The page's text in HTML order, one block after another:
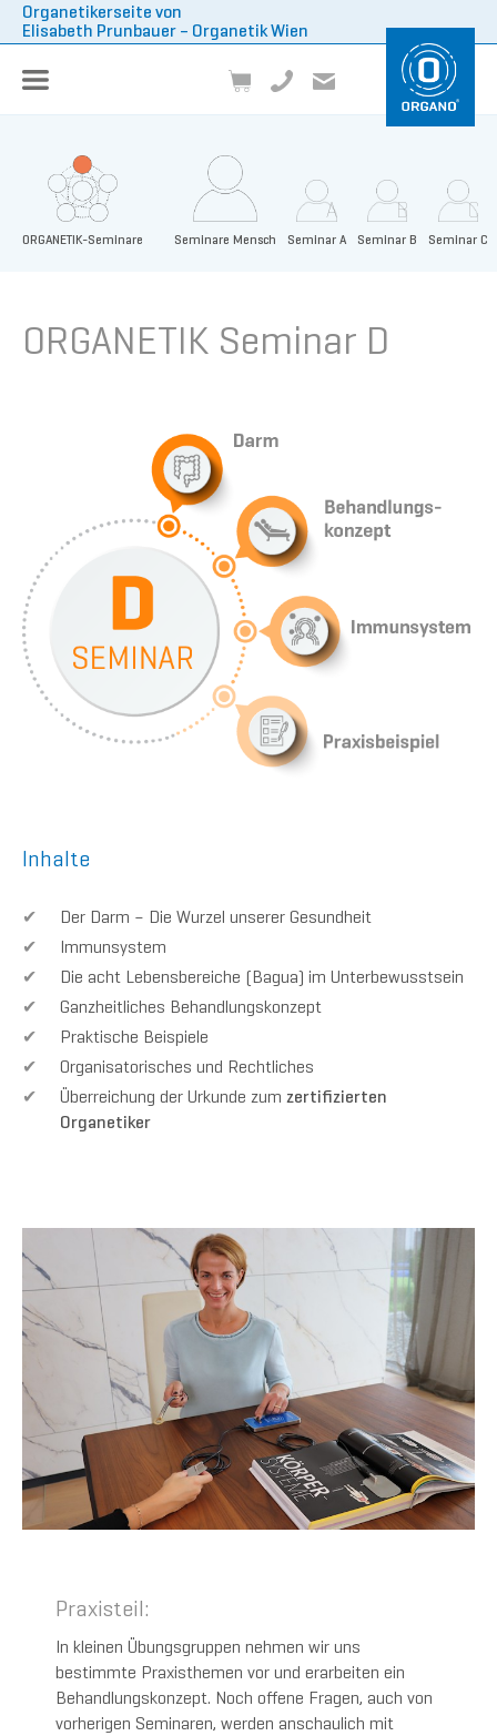
Organetikerseite von
Elisabeth Prunbauer – Organetik Wien
ORGANETIK-Seminare Seminare Mensch
A
Seminar A
B
Seminar B
C
Seminar C
ORGANETIK Seminar D
Inhalte
Der Darm – Die Wurzel unserer Gesundheit
Immunsystem
Die acht Lebensbereiche (Bagua) im Unterbewusstsein
Ganzheitliches Behandlungskonzept
Praktische Beispiele
Organisatorisches und Rechtliches
Überreichung der Urkunde zum zertifizierten
Organetiker
Praxisteil:
In kleinen Übungsgruppen nehmen wir uns
bestimmte Praxisthemen vor und erarbeiten ein
Behandlungskonzept. Noch offene Fragen, auch von
vorherigen Seminaren, werden anschaulich mit